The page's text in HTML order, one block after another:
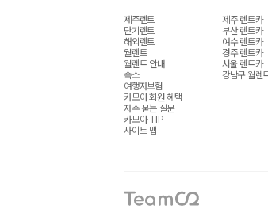
제주렌트
단기렌트
해외렌트
월렌트
월렌트 안내
숙소
여행자보험
카모아 회원 혜택
자주 묻는 질문
카모아 TIP
사이트 맵
제주 렌트카
부산 렌트카
여수 렌트카
경주 렌트카
서울 렌트카
강남구 월렌